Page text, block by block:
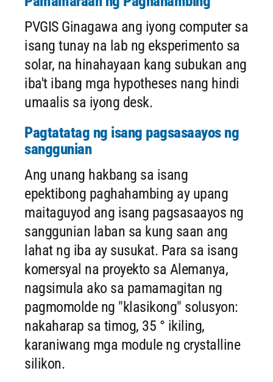
PVGIS Ginagawa ang iyong computer sa
isang tunay na lab ng eksperimento sa
solar, na hinahayaan kang subukan ang
iba't ibang mga hypotheses nang hindi
umaalis sa iyong desk.
Pagtatatag ng isang pagsasaayos ng
sanggunian
Ang unang hakbang sa isang
epektibong paghahambing ay upang
maitaguyod ang isang pagsasaayos ng
sanggunian laban sa kung saan ang
lahat ng iba ay susukat. Para sa isang
komersyal na proyekto sa Alemanya,
nagsimula ako sa pamamagitan ng
pagmomolde ng "klasikong" solusyon:
nakaharap sa timog, 35 ° ikiling,
karaniwang mga module ng crystalline
silikon.